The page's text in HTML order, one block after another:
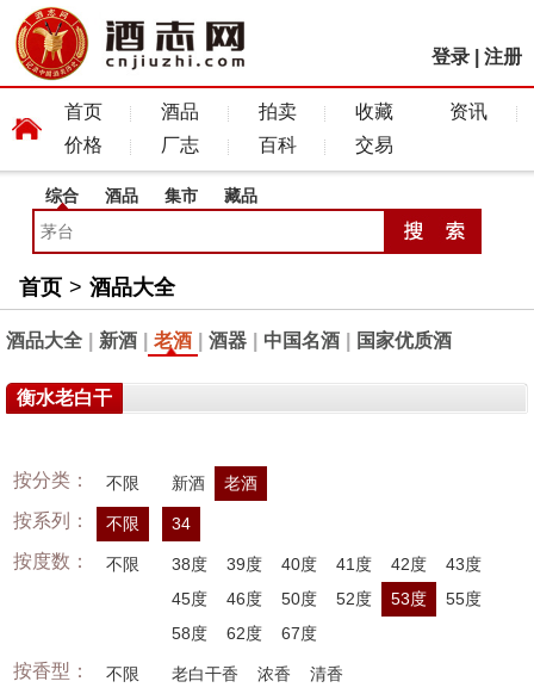
登录 注册
首页 酒品 拍卖 收藏
资讯
价格
厂志 百科 交易
综合 酒品 集市 藏品
首页 > 酒品大全
酒品大全 新酒 老酒 酒器 中国名酒 国家优质酒
衡水老白干
按分类： 不限 新酒 老酒
按系列： 不限 34
按度数： 不限 38度 39度 40度 41度 42度
43度
45度
46度 50度 52度 53度
55度
58度
62度 67度
按香型： 不限 老白干香 浓香 清香